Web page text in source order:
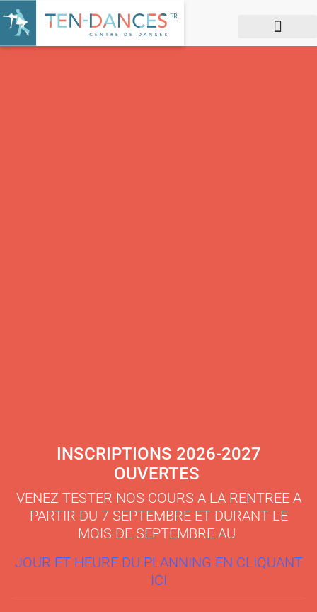
INSCRIPTIONS 2026-2027
OUVERTES
VENEZ TESTER NOS COURS A LA RENTREE A
PARTIR DU 7 SEPTEMBRE ET DURANT LE
MOIS DE SEPTEMBRE AU
JOUR ET HEURE DU PLANNING EN CLIQUANT
ICI